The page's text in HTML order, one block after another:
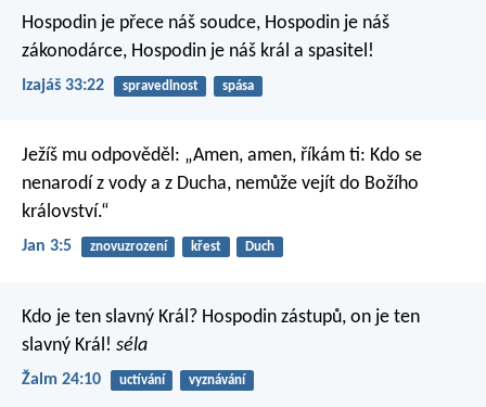
Hospodin je přece náš soudce, Hospodin je náš
zákonodárce, Hospodin je náš král a spasitel!
Izajáš 33:22 spravedlnost spása
Ježíš mu odpověděl: „Amen, amen, říkám ti: Kdo se
nenarodí z vody a z Ducha, nemůže vejít do Božího
království.“
Jan 3:5 znovuzrození křest Duch
Kdo je ten slavný Král? Hospodin zástupů, on je ten
slavný Král! séla
Žalm 24:10 uctívání vyznávání